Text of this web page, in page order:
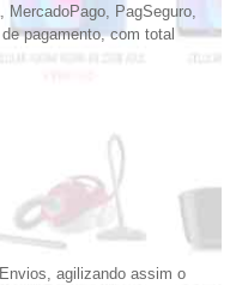
PagSeguro,
pagamento, com total
agilizando assim o